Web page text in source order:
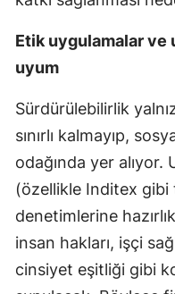
Etik uygulamalar ve
uyum
Sürdürülebilirlik
sınırlı kalmayıp,
odağında yer alıyor.
(özellikle Inditex
denetimlerine
insan hakları, işçi
cinsiyet eşitliği gibi